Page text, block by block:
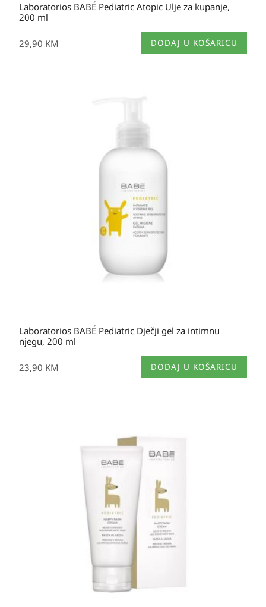
Laboratorios BABÉ Pediatric Atopic Ulje za kupanje,
200 ml
29,90 KM DODAJ U KOŠARICU
Laboratorios BABÉ Pediatric Dječji gel za intimnu
njegu, 200 ml
23,90 KM DODAJ U KOŠARICU